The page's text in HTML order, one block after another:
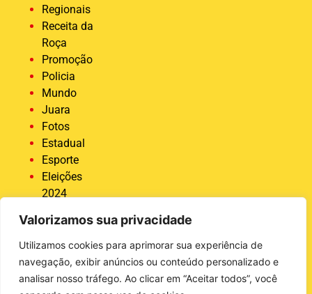
Valorizamos sua privacidade
Utilizamos cookies para aprimorar sua experiência de
navegação, exibir anúncios ou conteúdo personalizado e
analisar nosso tráfego. Ao clicar em “Aceitar todos”, você
Regionais
Receita da
Roça
Promoção
Policia
Mundo
Juara
Fotos
Estadual
Esporte
Eleições
2024
Destaque
COVID 19
Brasil
Bastidores